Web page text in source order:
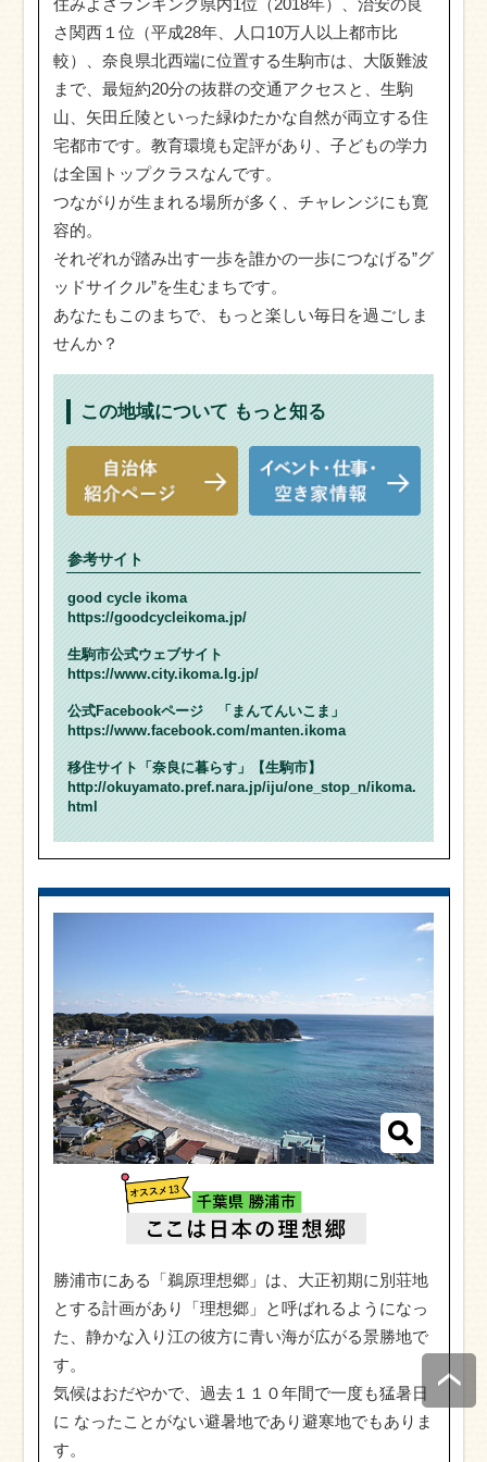
さ関西１位（平成28年、人口10万人以上都市比
較）、奈良県北西端に位置する生駒市は、大阪難波
まで、最短約20分の抜群の交通アクセスと、生駒
山、矢田丘陵といった緑ゆたかな自然が両立する住
宅都市です。教育環境も定評があり、子どもの学力
は全国トップクラスなんです。
つながりが生まれる場所が多く、チャレンジにも寛
容的。
それぞれが踏み出す一歩を誰かの一歩につなげる”グ
ッドサイクル”を生むまちです。
あなたもこのまちで、もっと楽しい毎日を過ごしま
せんか？
この地域について もっと知る
参考サイト
good cycle ikoma
https://goodcycleikoma.jp/
生駒市公式ウェブサイト
https://www.city.ikoma.lg.jp/
公式Facebookページ 「まんてんいこま」
https://www.facebook.com/manten.ikoma
移住サイト「奈良に暮らす」【生駒市】
http://okuyamato.pref.nara.jp/iju/one_stop_n/ikoma.
html
勝浦市にある「鵜原理想郷」は、大正初期に別荘地
とする計画があり「理想郷」と呼ばれるようになっ
た、静かな入り江の彼方に青い海が広がる景勝地で
す。
気候はおだやかで、過去１１０年間で一度も猛暑日
に なったことがない避暑地であり避寒地でもありま
す。